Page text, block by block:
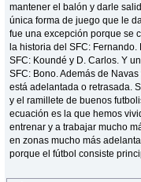
mantener el balón y darle
única forma de juego que le
fue una excepción porque se
la historia del SFC:
SFC: Koundé y D. Carlos. Y
SFC: Bono. Además de
está adelantada o retrasada.
y el ramillete de buenos
ecuación es la que hemos
entrenar y a trabajar mucho
en zonas mucho más
porque el fútbol consiste